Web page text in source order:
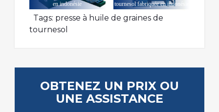
en indonésie
tournesol fabriquée en indonésie
Tags: presse à huile de graines de
tournesol
OBTENEZ UN PRIX OU
UNE ASSISTANCE